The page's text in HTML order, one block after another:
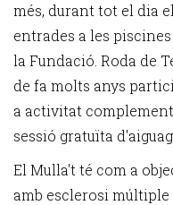
més, durant tot el dia
entrades a les
la Fundació. Roda de
de fa molts anys
a activitat
sessió gratuïta
El Mulla't té com a
amb esclerosi